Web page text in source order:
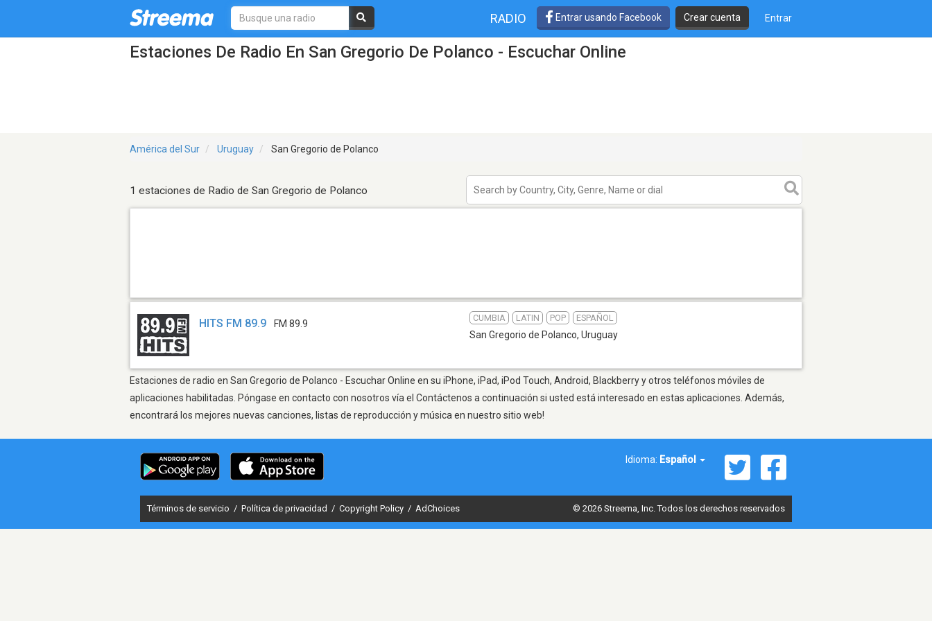
RADIO Entrar usando Facebook Crear cuenta Entrar
Estaciones De Radio En San Gregorio De Polanco - Escuchar Online
América del Sur Uruguay San Gregorio de Polanco
1 estaciones de Radio de San Gregorio de Polanco
HITS FM 89.9 FM 89.9
CUMBIA LATIN POP ESPAÑOL
San Gregorio de Polanco, Uruguay
Estaciones de radio en San Gregorio de Polanco - Escuchar Online en su iPhone, iPad, iPod Touch, Android, Blackberry y otros teléfonos móviles de
aplicaciones habilitadas. Póngase en contacto con nosotros vía el Contáctenos a continuación si usted está interesado en estas aplicaciones. Además,
encontrará los mejores nuevas canciones, listas de reproducción y música en nuestro sitio web!
Idioma: Español
Términos de servicio / Política de privacidad / Copyright Policy / AdChoices © 2026 Streema, Inc. Todos los derechos reservados